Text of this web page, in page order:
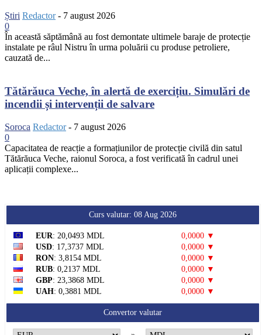
Știri Redactor - 7 august 2026
0
În această săptămână au fost demontate ultimele baraje de protecție
instalate pe râul Nistru în urma poluării cu produse petroliere,
cauzată de...
Tătărăuca Veche, în alertă de exercițiu. Simulări de
incendii și intervenții de salvare
Soroca Redactor - 7 august 2026
0
Capacitatea de reacție a formațiunilor de protecție civilă din satul
Tătărăuca Veche, raionul Soroca, a fost verificată în cadrul unei
aplicații complexe...
Curs valutar: 08 Aug 2026
EUR: 20,0493 MDL
0,0000 ▼
USD: 17,3737 MDL
0,0000 ▼
RON: 3,8154 MDL
0,0000 ▼
RUB: 0,2137 MDL
0,0000 ▼
GBP: 23,3868 MDL
0,0000 ▼
UAH: 0,3881 MDL 0,0000 ▼
Convertor valutar